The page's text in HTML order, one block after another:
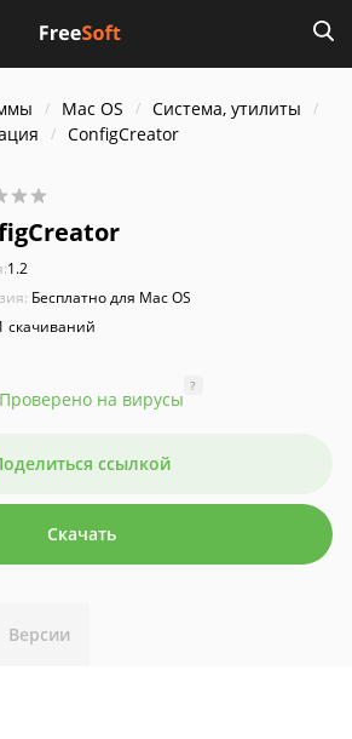
Mac OS
Система, утилиты
ConfigCreator
1.2
Бесплатно для Mac OS
скачиваний
Проверено на вирусы
?
ссылкой
Скачать
Версии